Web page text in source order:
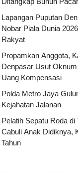
Lapangan Puputan
Nobar Piala Dunia
Rakyat
Propamkan Anggota,
Denpasar Usut
Uang Kompensasi
Polda Metro Jaya
Kejahatan Jalanan
Pelatih Sepatu Roda di
Cabuli Anak Didiknya,
Tahun